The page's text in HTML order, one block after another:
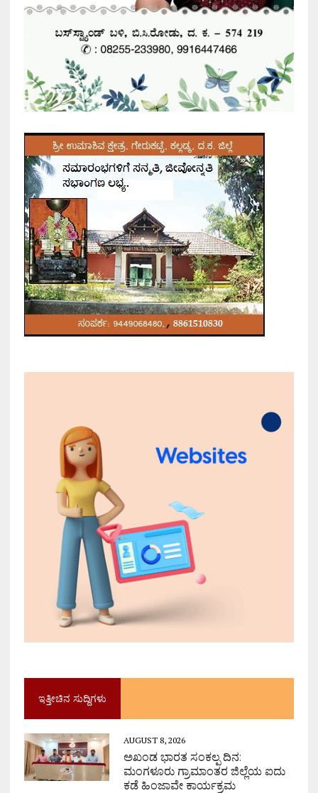
ಇತ್ತೀಚಿನ ಸುದ್ದಿಗಳು
AUGUST 8, 2026
ಅಖಂಡ ಭಾರತ ಸಂಕಲ್ಪ ದಿನ:
ಮಂಗಳೂರು ಗ್ರಾಮಾಂತರ ಜಿಲ್ಲೆಯ ಐದು
ಕಡೆ ಹಿಂಜಾವೇ ಕಾರ್ಯಕ್ರಮ